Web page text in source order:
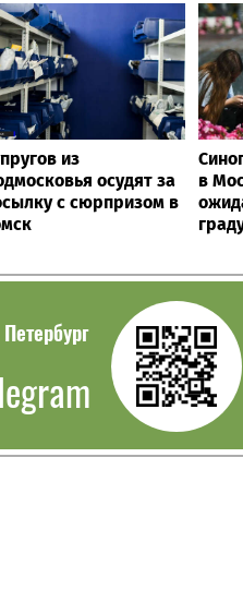
из
осудят за
с сюрпризом в
в